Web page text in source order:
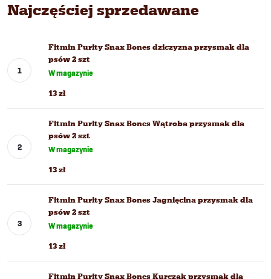
Najczęściej sprzedawane
Fitmin Purity Snax Bones dziczyzna przysmak dla
psów 2 szt
W magazynie
13 zł
Fitmin Purity Snax Bones Wątroba przysmak dla
psów 2 szt
W magazynie
13 zł
Fitmin Purity Snax Bones Jagnięcina przysmak dla
psów 2 szt
W magazynie
13 zł
Fitmin Purity Snax Bones Kurczak przysmak dla